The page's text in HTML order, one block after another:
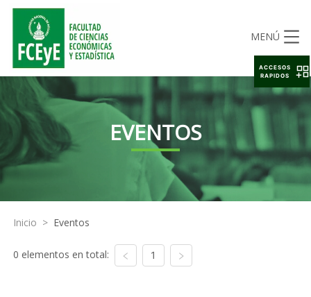
MENÚ
EVENTOS
Inicio > Eventos
0 elementos en total: 1
ACCESOS
RAPIDOS